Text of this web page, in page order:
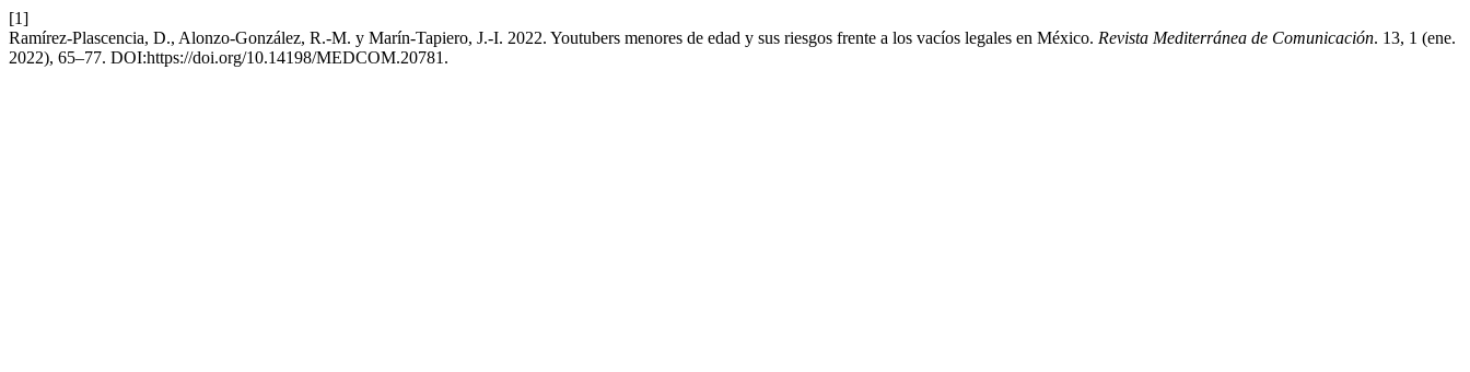
[1]
Ramírez-Plascencia, D., Alonzo-González, R.-M. y Marín-Tapiero, J.-I. 2022. Youtubers menores de edad y sus riesgos frente a los vacíos legales en México. Revista Mediterránea de Comunicación. 13, 1 (ene.
2022), 65–77. DOI:https://doi.org/10.14198/MEDCOM.20781.